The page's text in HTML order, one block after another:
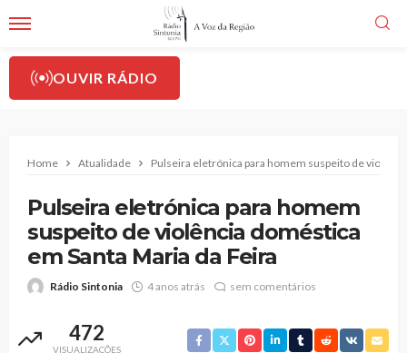
OUVIR RÁDIO
Home Atualidade Pulseira eletrónica para homem suspeito de
Pulseira eletrónica para homem
suspeito de violência doméstica
em Santa Maria da Feira
Rádio Sintonia 4 anos atrás sem comentários
472
VISUALIZAÇÕES